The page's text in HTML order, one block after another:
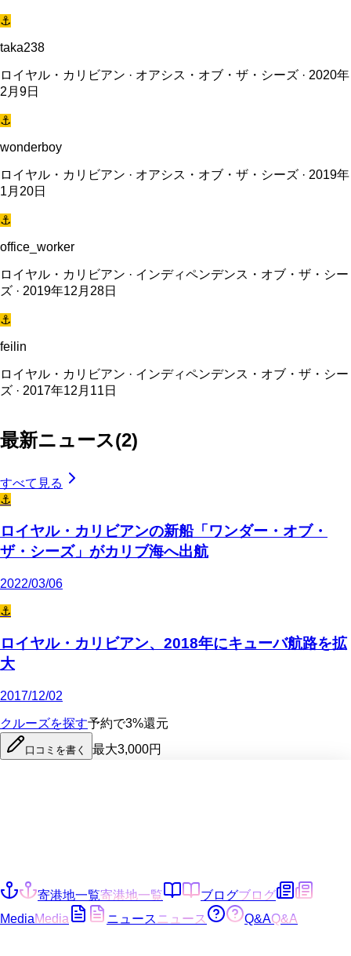
⚓
taka238
ロイヤル・カリビアン · オアシス・オブ・ザ・シーズ · 2020年
2月9日
⚓
wonderboy
ロイヤル・カリビアン · オアシス・オブ・ザ・シーズ · 2019年
1月20日
⚓
office_worker
ロイヤル・カリビアン · インディペンデンス・オブ・ザ・シー
ズ · 2019年12月28日
⚓
feilin
ロイヤル・カリビアン · インディペンデンス・オブ・ザ・シー
ズ · 2017年12月11日
最新ニュース(2)
すべて見る
⚓
ロイヤル・カリビアンの新船「ワンダー・オブ・
ザ・シーズ」がカリブ海へ出航
2022/03/06
⚓
ロイヤル・カリビアン、2018年にキューバ航路を拡
大
2017/12/02
クルーズを探す予約で3%還元
口コミを書く 最大3,000円
寄港地一覧寄港地一覧 ブログブログ
MediaMedia ニュース ニュース Q&AQ&A